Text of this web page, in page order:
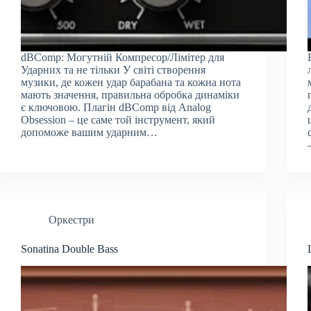
dBComp: Могутній Компресор/Лімітер для
Ударних та не тільки У світі створення
музики, де кожен удар барабана та кожна нота
мають значення, правильна обробка динаміки
є ключовою. Плагін dBComp від Analog
Obsession – це саме той інструмент, який
допоможе вашим ударним…
Оркестри
Sonatina Double Bass